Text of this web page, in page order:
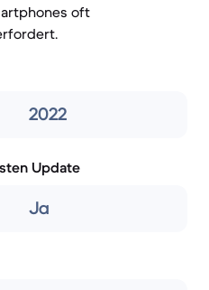
oft
2022
Update
Ja